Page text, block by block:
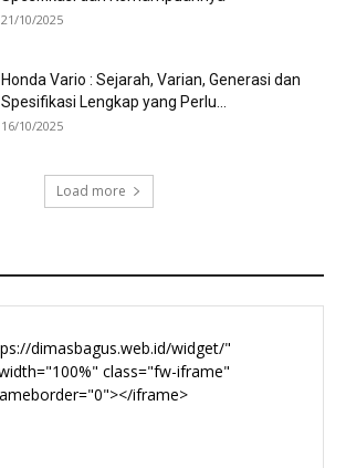
21/10/2025
Honda Vario : Sejarah, Varian, Generasi dan
Spesifikasi Lengkap yang Perlu...
16/10/2025
Load more